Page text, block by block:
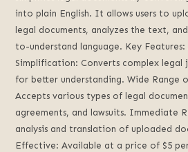
la
futuro.
into plain English. It allows users to
legal documents, analyzes the text,
to-understand language. Key
Simplification: Converts complex legal
for better understanding. Wide Range
Accepts various types of legal
agreements, and lawsuits. Immediate
analysis and translation of uploaded
Effective: Available at a price of $5